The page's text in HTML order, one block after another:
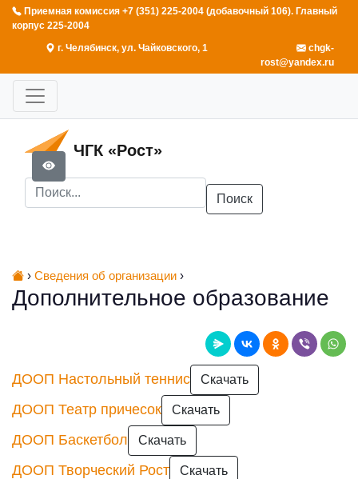
Приемная комиссия +7 (351) 225-2004 (добавочный 106). Главный
корпус 225-2004
г. Челябинск, ул. Чайковского, 1
chgk-
rost@yandex.ru
ЧГК «Рост»
Поиск
› Сведения об организации ›
Дополнительное образование
ДООП Настольный теннис Скачать
ДООП Театр причесок Скачать
ДООП Баскетбол Скачать
ДООП Творческий Рост Скачать